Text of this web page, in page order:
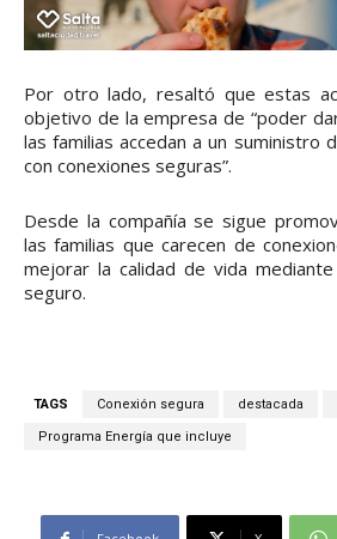
Por otro lado, resaltó que estas
objetivo de la empresa de “poder
las familias accedan a un suministro
con conexiones seguras”.
Desde la compañía se sigue
las familias que carecen de
mejorar la calidad de vida
seguro.
TAGS Conexión segura destacada
Programa Energía que incluye